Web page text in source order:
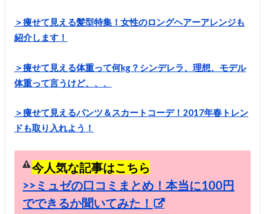
＞痩せて見える髪型特集！女性のロングヘアーアレンジも
紹介します！
＞痩せて見える体重って何kg？シンデレラ、理想、モデル
体重って言うけど、、、
＞痩せて見えるパンツ＆スカートコーデ！2017年春トレン
ドも取り入れよう！
今人気な記事はこちら
>>ミュゼの口コミまとめ！本当に100円
でできるか聞いてみた！